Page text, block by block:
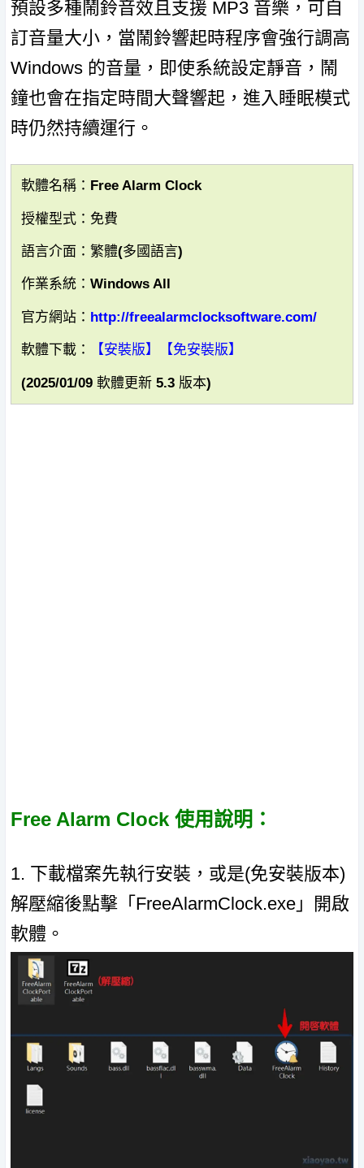
預設多種鬧鈴音效且支援 MP3 音樂，可自
訂音量大小，當鬧鈴響起時程序會強行調高
Windows 的音量，即使系統設定靜音，鬧
鐘也會在指定時間大聲響起，進入睡眠模式
時仍然持續運行。
軟體名稱：Free Alarm Clock
授權型式：免費
語言介面：繁體(多國語言)
作業系統：Windows All
官方網站： http://freealarmclocksoftware.com/
軟體下載： 【安裝版】 【免安裝版】
(2025/01/09 軟體更新 5.3 版本)
Free Alarm Clock 使用說明：
1. 下載檔案先執行安裝，或是(免安裝版本)
解壓縮後點擊「FreeAlarmClock.exe」開啟
軟體。